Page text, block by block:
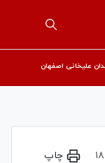
علیخانی اصفهان
چاپ